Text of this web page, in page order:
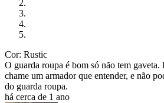
Cor: Rustic
O guarda roupa é bom só não tem gaveta.
chame um armador que entender, e não
do guarda roupa.
há cerca de 1 ano